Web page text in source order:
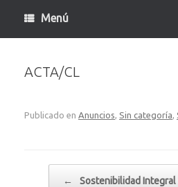
Menú
ACTA/CL
Publicado en Anuncios Sin categoría
← Sostenibilidad